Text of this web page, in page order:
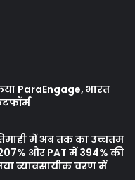
ParaEngage, भारत
में अब तक का उच्चतम
और PAT में 394% की
व्यावसायीक चरण में